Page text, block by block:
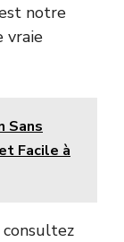
notre
vraie
Sans
Facile à